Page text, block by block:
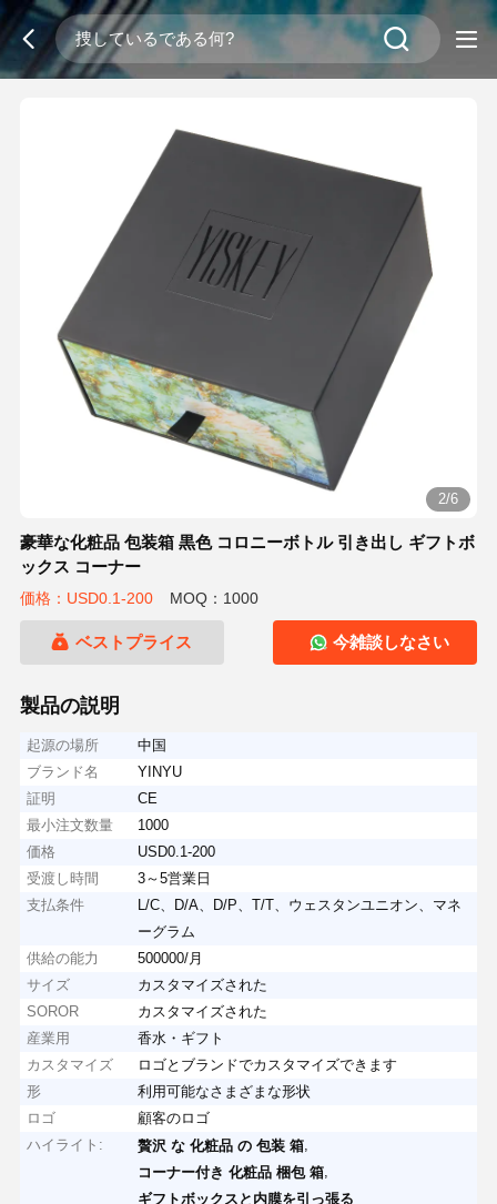
2/6
豪華な化粧品 包装箱 黒色 コロニーボトル 引き出し ギフトボ
ックス コーナー
価格：USD0.1-200 MOQ：1000
ベストプライス 今雑談しなさい
製品の説明
起源の場所
中国
ブランド名
YINYU
証明
CE
最小注文数量
1000
価格
USD0.1-200
受渡し時間
3～5営業日
支払条件
L/C、D/A、D/P、T/T、ウェスタンユニオン、マネ
ーグラム
供給の能力
500000/月
サイズ
カスタマイズされた
SOROR
カスタマイズされた
産業用
香水・ギフト
カスタマイズ
ロゴとブランドでカスタマイズできます
形
利用可能なさまざまな形状
ロゴ
顧客のロゴ
ハイライト:
贅沢 な 化粧品 の 包装 箱
コーナー付き 化粧品 梱包 箱
ギフトボックスと内膜を引っ張る